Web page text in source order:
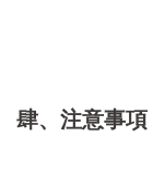
肆、注意事項